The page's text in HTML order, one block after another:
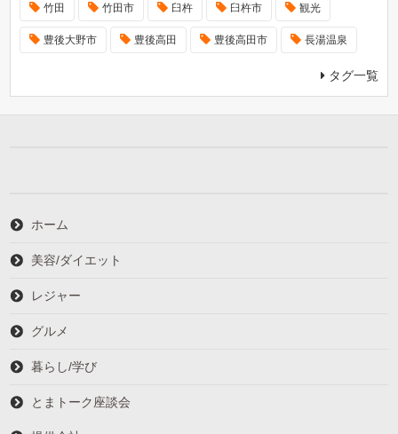
竹田 竹田市 臼杵 臼杵市 観光
豊後大野市 豊後高田 豊後高田市 長湯温泉
タグ一覧
ホーム
美容/ダイエット
レジャー
グルメ
暮らし/学び
とまトーク座談会